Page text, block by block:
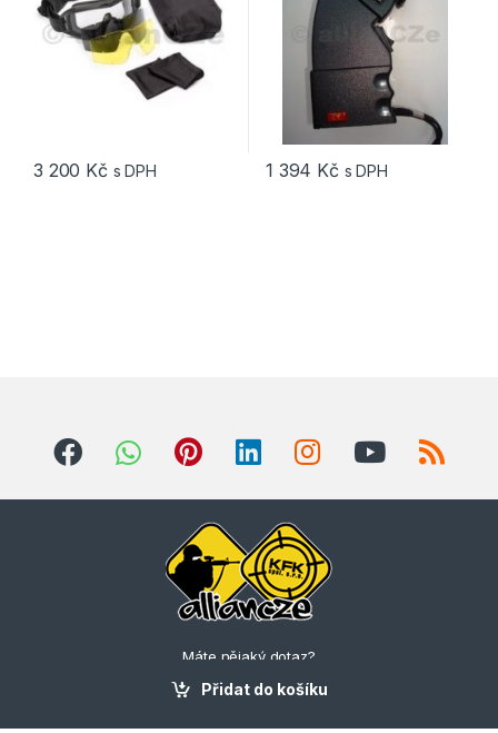
Přidat do košíku
3 200 Kč s DPH 1 394 Kč s DPH
Máte nějaký dotaz?
+420 775 310 627